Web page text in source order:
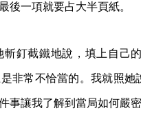
後一項就要占大半頁紙。
釘截鐵地說，填上自己
非常不恰當的。我就照
事讓我了解到當局如何嚴密